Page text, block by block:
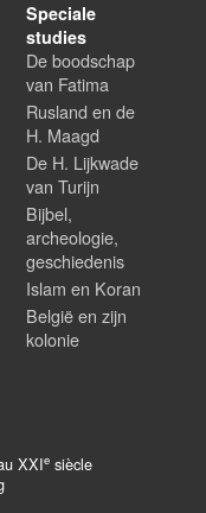
Speciale
studies
De boodschap
van Fatima
Rusland en de
H. Maagd
De H. Lijkwade
van Turijn
Bijbel,
archeologie,
geschiedenis
Islam en Koran
België en zijn
kolonie
XXIe siècle